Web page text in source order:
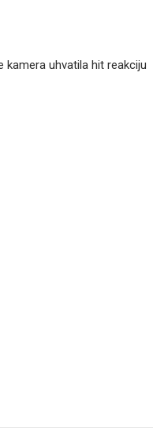
kamera uhvatila hit reakciju